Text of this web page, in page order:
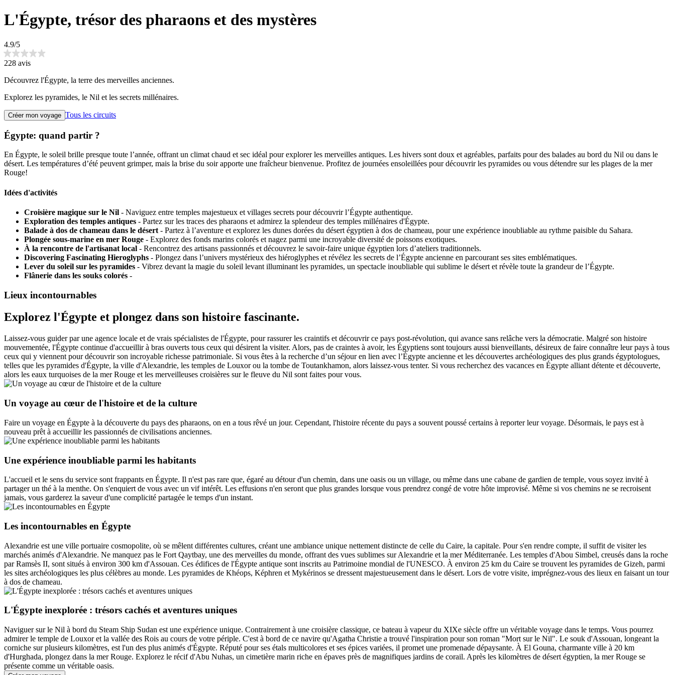
L'Égypte, trésor des pharaons et des mystères
4.9/5
228 avis
Découvrez l'Égypte, la terre des merveilles anciennes.
Explorez les pyramides, le Nil et les secrets millénaires.
Créer mon voyage Tous les circuits
Égypte: quand partir ?
En Égypte, le soleil brille presque toute l’année, offrant un climat chaud et sec idéal pour explorer les merveilles antiques. Les hivers sont doux et agréables, parfaits pour des balades au bord du Nil ou dans le
désert. Les températures d’été peuvent grimper, mais la brise du soir apporte une fraîcheur bienvenue. Profitez de journées ensoleillées pour découvrir les pyramides ou vous détendre sur les plages de la mer
Rouge!
Idées d'activités
Croisière magique sur le Nil - Naviguez entre temples majestueux et villages secrets pour découvrir l’Égypte authentique.
Exploration des temples antiques - Partez sur les traces des pharaons et admirez la splendeur des temples millénaires d'Égypte.
Balade à dos de chameau dans le désert - Partez à l’aventure et explorez les dunes dorées du désert égyptien à dos de chameau, pour une expérience inoubliable au rythme paisible du Sahara.
Plongée sous-marine en mer Rouge - Explorez des fonds marins colorés et nagez parmi une incroyable diversité de poissons exotiques.
À la rencontre de l'artisanat local - Rencontrez des artisans passionnés et découvrez le savoir-faire unique égyptien lors d’ateliers traditionnels.
Discovering Fascinating Hieroglyphs - Plongez dans l’univers mystérieux des hiéroglyphes et révélez les secrets de l’Égypte ancienne en parcourant ses sites emblématiques.
Lever du soleil sur les pyramides - Vibrez devant la magie du soleil levant illuminant les pyramides, un spectacle inoubliable qui sublime le désert et révèle toute la grandeur de l’Égypte.
Flânerie dans les souks colorés -
Lieux incontournables
Explorez l'Égypte et plongez dans son histoire fascinante.
Laissez-vous guider par une agence locale et de vrais spécialistes de l'Égypte, pour rassurer les craintifs et découvrir ce pays post-révolution, qui avance sans relâche vers la démocratie. Malgré son histoire
mouvementée, l'Égypte continue d'accueillir à bras ouverts tous ceux qui désirent la visiter. Alors, pas de craintes à avoir, les Égyptiens sont toujours aussi bienveillants, désireux de faire connaître leur pays à tous
ceux qui y viennent pour découvrir son incroyable richesse patrimoniale. Si vous êtes à la recherche d’un séjour en lien avec l’Égypte ancienne et les découvertes archéologiques des plus grands égyptologues,
telles que les pyramides d'Égypte, la ville d'Alexandrie, les temples de Louxor ou la tombe de Toutankhamon, alors laissez-vous tenter. Si vous recherchez des vacances en Égypte alliant détente et découverte,
alors les eaux turquoises de la mer Rouge et les merveilleuses croisières sur le fleuve du Nil sont faites pour vous.
Un voyage au cœur de l'histoire et de la culture
Faire un voyage en Égypte à la découverte du pays des pharaons, on en a tous rêvé un jour. Cependant, l'histoire récente du pays a souvent poussé certains à reporter leur voyage. Désormais, le pays est à
nouveau prêt à accueillir les passionnés de civilisations anciennes.
Une expérience inoubliable parmi les habitants
L'accueil et le sens du service sont frappants en Égypte. Il n'est pas rare que, égaré au détour d'un chemin, dans une oasis ou un village, ou même dans une cabane de gardien de temple, vous soyez invité à
partager un thé à la menthe. On s'enquiert de vous avec un vif intérêt. Les effusions n'en seront que plus grandes lorsque vous prendrez congé de votre hôte improvisé. Même si vos chemins ne se recroisent
jamais, vous garderez la saveur d'une complicité partagée le temps d'un instant.
Les incontournables en Égypte
Alexandrie est une ville portuaire cosmopolite, où se mêlent différentes cultures, créant une ambiance unique nettement distincte de celle du Caire, la capitale. Pour s'en rendre compte, il suffit de visiter les
marchés animés d'Alexandrie. Ne manquez pas le Fort Qaytbay, une des merveilles du monde, offrant des vues sublimes sur Alexandrie et la mer Méditerranée. Les temples d'Abou Simbel, creusés dans la roche
par Ramsès II, sont situés à environ 300 km d'Assouan. Ces édifices de l'Égypte antique sont inscrits au Patrimoine mondial de l'UNESCO. À environ 25 km du Caire se trouvent les pyramides de Gizeh, parmi
les sites archéologiques les plus célèbres au monde. Les pyramides de Khéops, Képhren et Mykérinos se dressent majestueusement dans le désert. Lors de votre visite, imprégnez-vous des lieux en faisant un tour
à dos de chameau.
L'Égypte inexplorée : trésors cachés et aventures uniques
Naviguer sur le Nil à bord du Steam Ship Sudan est une expérience unique. Contrairement à une croisière classique, ce bateau à vapeur du XIXe siècle offre un véritable voyage dans le temps. Vous pourrez
admirer le temple de Louxor et la vallée des Rois au cours de votre périple. C'est à bord de ce navire qu'Agatha Christie a trouvé l'inspiration pour son roman "Mort sur le Nil". Le souk d'Assouan, longeant la
corniche sur plusieurs kilomètres, est l'un des plus animés d'Égypte. Réputé pour ses étals multicolores et ses épices variées, il promet une promenade dépaysante. À El Gouna, charmante ville à 20 km
d'Hurghada, plongez dans la mer Rouge. Explorez le récif d'Abu Nuhas, un cimetière marin riche en épaves près de magnifiques jardins de corail. Après les kilomètres de désert égyptien, la mer Rouge se
présente comme un véritable oasis.